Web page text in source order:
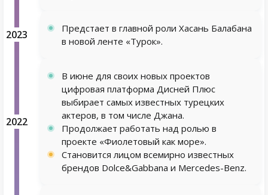
2023
Предстает в главной роли Хасань Балабана
в новой ленте «Турок».
2022
В июне для своих новых проектов
цифровая платформа Дисней Плюс
выбирает самых известных турецких
актеров, в том числе Джана.
Продолжает работать над ролью в
проекте «Фиолетовый как море».
Становится лицом всемирно известных
брендов Dolce&Gabbana и Mercedes-Benz.